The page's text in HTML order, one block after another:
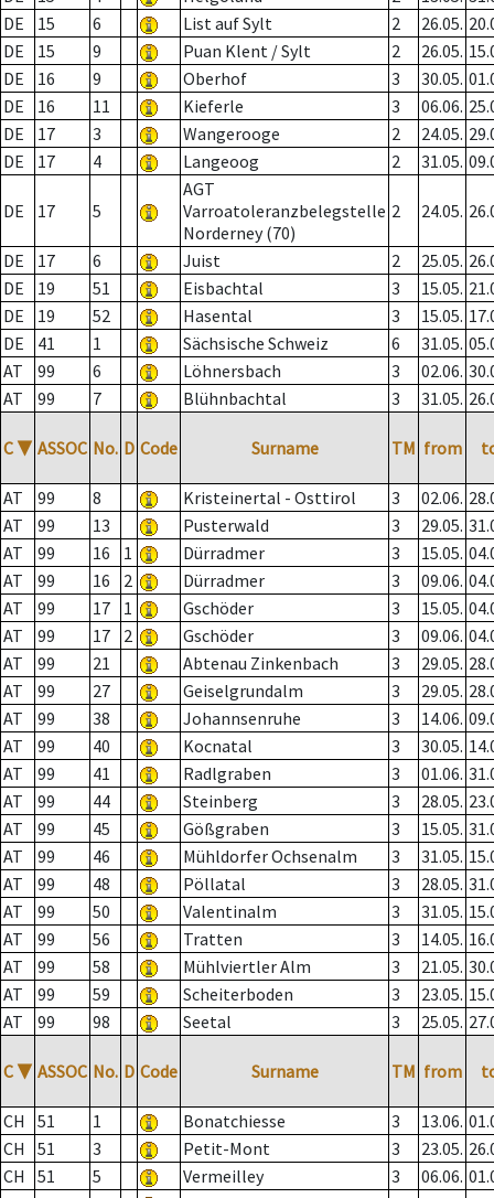
DE
15 6 List auf Sylt 2 26.05.
DE
15 9 Puan Klent / Sylt 2 26.05.
DE
16 9 Oberhof 3 30.05.
DE
16 11 Kieferle 3 06.06.
DE
17 3 Wangerooge 2 24.05.
DE
17 4 Langeoog 2 31.05.
DE 17 5
AGT
Varroatoleranzbelegstelle
Norderney (70)
2 24.05.
DE 17 6 Juist 2 25.05.
DE
19 51 Eisbachtal 3 15.05.
DE
19 52 Hasental 3 15.05.
DE
41 1 Sächsische Schweiz 6 31.05.
AT
99 6 Löhnersbach 3 02.06.
AT
99 7 Blühnbachtal 3 31.05.
C ▼ ASSOC No. D Code Surname TM from
AT 99 8 Kristeinertal - Osttirol 3 02.06.
AT
99 13 Pusterwald 3 29.05.
AT
99 16 1 Dürradmer 3 15.05.
AT
99 16 2 Dürradmer 3 09.06.
AT
99 17 1 Gschöder 3 15.05.
AT
99 17 2 Gschöder 3 09.06.
AT
99 21 Abtenau Zinkenbach 3 29.05.
AT
99 27 Geiselgrundalm 3 29.05.
AT
99 38 Johannsenruhe 3 14.06.
AT
99 40 Kocnatal 3 30.05.
AT
99 41 Radlgraben 3 01.06.
AT
99 44 Steinberg 3 28.05.
AT
99 45 Gößgraben 3 15.05.
AT
99 46 Mühldorfer Ochsenalm 3 31.05.
AT
99 48 Pöllatal 3 28.05.
AT
99 50 Valentinalm 3 31.05.
AT
99 56 Tratten 3 14.05.
AT
99 58 Mühlviertler Alm 3 21.05.
AT
99 59 Scheiterboden 3 23.05.
AT
99 98 Seetal 3 25.05.
C ▼ ASSOC No. D Code Surname TM from
CH 51 1 Bonatchiesse 3 13.06.
CH
51 3 Petit-Mont 3 23.05.
CH
51 5 Vermeilley 3 06.06.